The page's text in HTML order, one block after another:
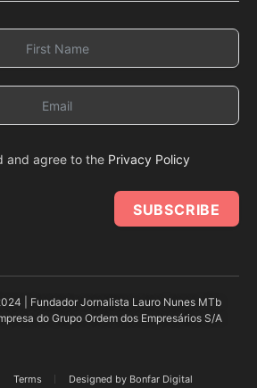
and agree to the Privacy Policy
SUBSCRIBE
| Fundador Jornalista Lauro Nunes MTb
do Grupo Ordem dos Empresários S/A
Terms Designed by Bonfar Digital